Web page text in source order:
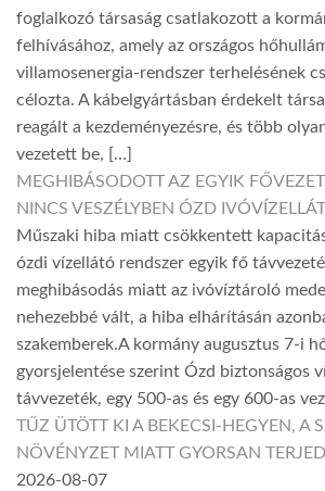
foglalkozó társaság csatlakozott a
felhívásához, amely az országos
villamosenergia-rendszer terhelésének
célozta. A kábelgyártásban érdekelt
reagált a kezdeményezésre, és több
vezetett be, […]
MEGHIBÁSODOTT AZ EGYIK
NINCS VESZÉLYBEN ÓZD
Műszaki hiba miatt csökkentett
ózdi vízellátó rendszer egyik fő
meghibásodás miatt az ivóvíztároló
nehezebbé vált, a hiba elhárításán
szakemberek.A kormány augusztus 7-i
gyorsjelentése szerint Ózd biztonságos
távvezeték, egy 500-as és egy 600-as
TŰZ ÜTÖTT KI A BEKECSI-HEGYEN, A
NÖVÉNYZET MIATT GYORSAN
2026-08-07